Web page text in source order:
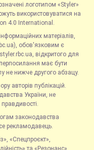
логотипом «Styler»
використовуватися на
4.0 International.
матеріалів,
обов'язковим є
відкритого для
має бути
не нижче другого абзацу.
авторів публікацій.
України, не
законодавства
рекламодавець.
«Спецпроєкт»,